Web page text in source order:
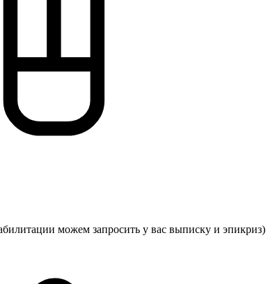
можем запросить у вас выписку и эпикриз)